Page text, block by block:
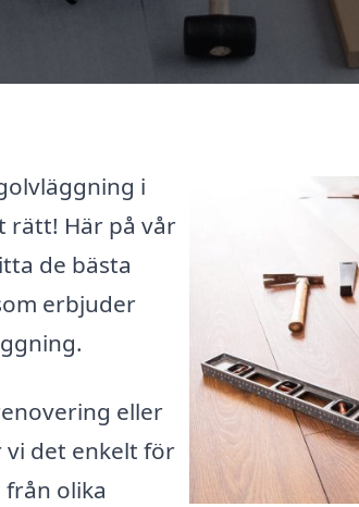
i
rätt! Här på vår
de bästa
erbjuder
eller
det enkelt för
olika